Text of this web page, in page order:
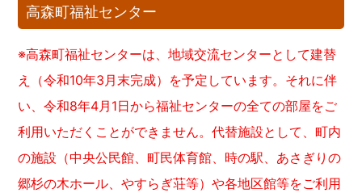
高森町福祉センター
※高森町福祉センターは、地域交流センターとして建替
え（令和10年3月末完成）を予定しています。それに伴
い、令和8年4月1日から福祉センターの全ての部屋をご
利用いただくことができません。代替施設として、町内
の施設（中央公民館、町民体育館、時の駅、あさぎりの
郷杉の木ホール、やすらぎ荘等）や各地区館等をご利用